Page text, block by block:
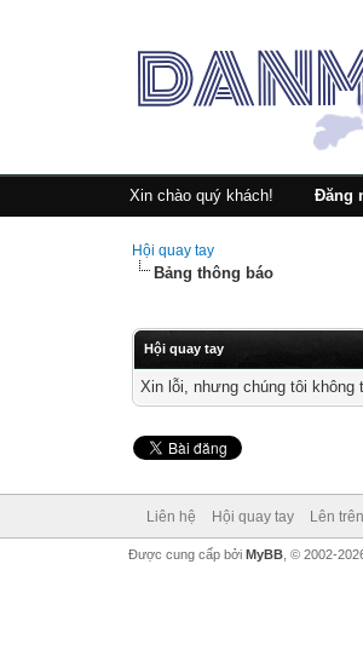
Xin chào quý khách! Đăng
Hội quay tay
Bảng thông báo
Hội quay tay
Xin lỗi, nhưng chúng tôi
Liên hệ Hội quay tay Lên trên
Được cung cấp bởi MyBB, © 2002-